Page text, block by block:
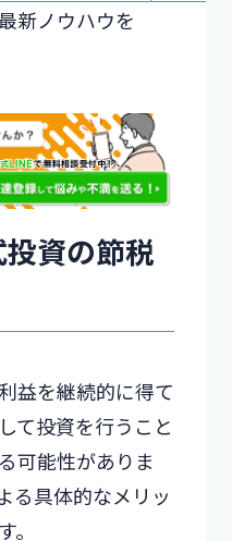
新ノウハウを
資の節税
益を継続的に得て
て投資を行うこと
可能性がありま
る具体的なメリッ